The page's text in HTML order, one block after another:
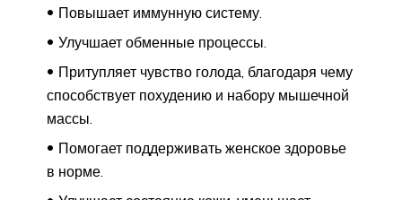
Повышает иммунную систему.
Улучшает обменные процессы.
Притупляет чувство голода, благодаря чему
способствует похудению и набору мышечной
массы.
Помогает поддерживать женское здоровье
в норме.